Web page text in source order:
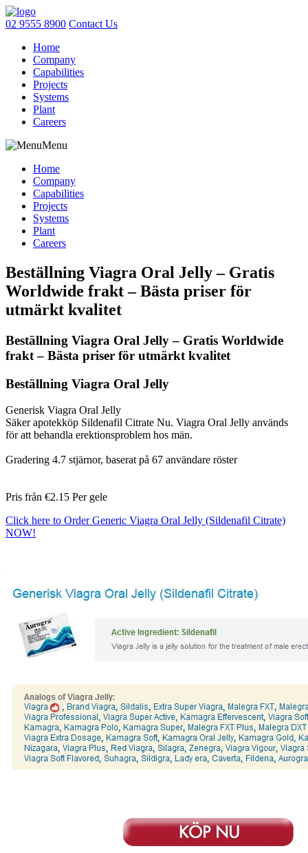
02 9555 8900 Contact Us
Home
Company
Capabilities
Projects
Systems
Plant
Careers
Menu
Home
Company
Capabilities
Projects
Systems
Plant
Careers
Beställning Viagra Oral Jelly – Gratis
Worldwide frakt – Bästa priser för
utmärkt kvalitet
Beställning Viagra Oral Jelly – Gratis Worldwide
frakt – Bästa priser för utmärkt kvalitet
Beställning Viagra Oral Jelly
Generisk Viagra Oral Jelly
Säker apotekköp Sildenafil Citrate Nu. Viagra Oral Jelly används
för att behandla erektionsproblem hos män.
Gradering 4.7 stjärnor, baserat på 67 användare röster
Pris från €2.15 Per gele
Click here to Order Generic Viagra Oral Jelly (Sildenafil Citrate)
NOW!